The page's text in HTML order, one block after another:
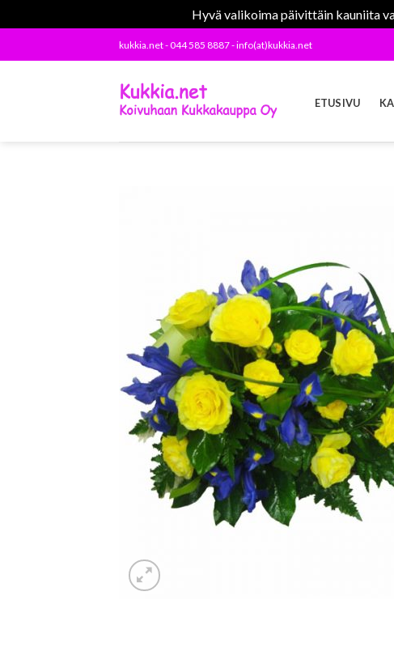
Hyvä valikoima päivittäin kauniita
to
kukkia.net - 044 585 8887 - info(at)kukkia.net
ETUSIVU